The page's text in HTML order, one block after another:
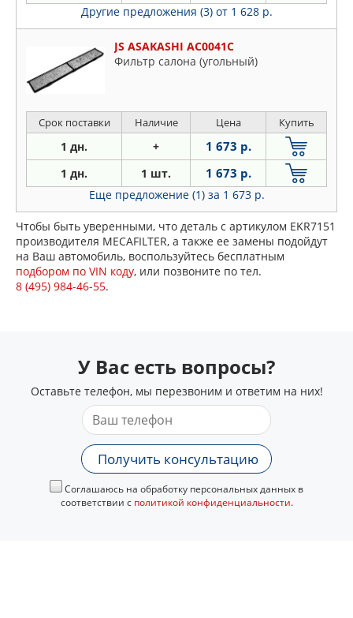
Другие предложения (3) от 1 628 р.
JS ASAKASHI AC0041C
Фильтр салона (угольный)
Срок поставки Наличие Цена Купить
1 дн. + 1 673 р.
1 дн. 1 шт. 1 673 р.
Еще предложение (1) за 1 673 р.
Чтобы быть уверенными, что деталь с артикулом EKR7151
производителя MECAFILTER, а также ее замены подойдут
на Ваш автомобиль, воспользуйтесь бесплатным
подбором по VIN коду, или позвоните по тел.
8 (495) 984-46-55.
У Вас есть вопросы?
Оставьте телефон, мы перезвоним и ответим на них!
Получить консультацию
Соглашаюсь на обработку персональных данных в
соответствии с политикой конфиденциальности.